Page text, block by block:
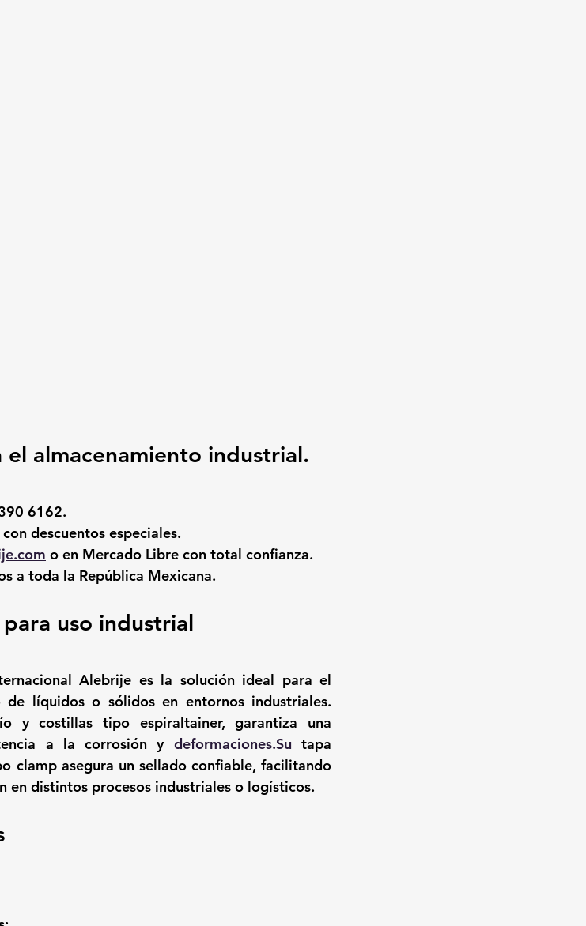
almacenamiento industrial.
6162.
descuentos especiales.
o en Mercado Libre con total confianza.
a toda la República Mexicana.
uso industrial
Alebrije es la solución ideal para el
líquidos o sólidos en entornos industriales.
y costillas tipo espiraltainer, garantiza una
a la corrosión y deformaciones.Su tapa
clamp asegura un sellado confiable, facilitando
en distintos procesos industriales o logísticos.